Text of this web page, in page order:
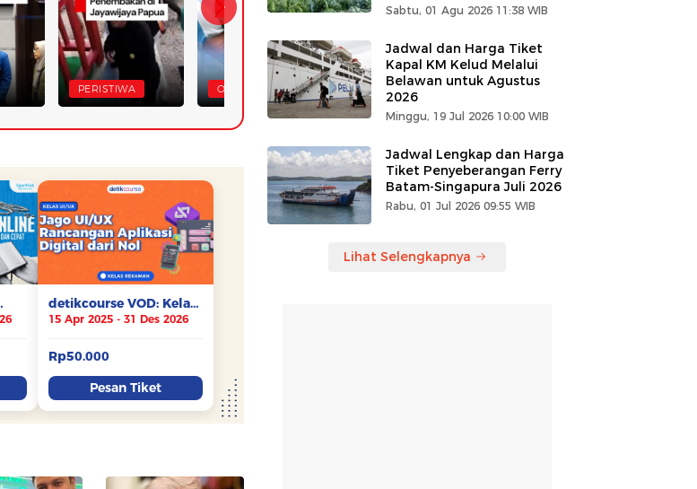
PERISTIWA OLAHRAGA PERISTIWA PERISTIWA
Sabtu, 01 Agu 2026 11:38 WIB
Jadwal dan Harga Tiket
Kapal KM Kelud Melalui
Belawan untuk Agustus
2026
Minggu, 19 Jul 2026 10:00 WIB
Jadwal Lengkap dan Harga
Tiket Penyeberangan Ferry
Batam-Singapura Juli 2026
Rabu, 01 Jul 2026 09:55 WIB
Lihat Selengkapnya